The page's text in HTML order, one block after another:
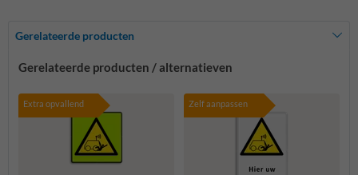
Gerelateerde producten
Gerelateerde producten / alternatieven
Extra opvallend Zelf aanpassen